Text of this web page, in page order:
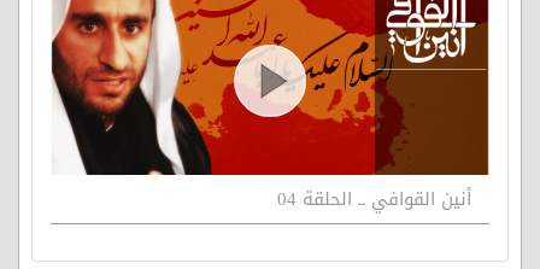
أنين القوافي ــ الحلقة 04